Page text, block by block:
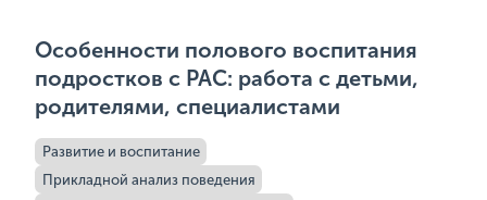
Особенности полового воспитания
подростков с РАС: работа с детьми,
родителями, специалистами
Развитие и воспитание
Прикладной анализ поведения